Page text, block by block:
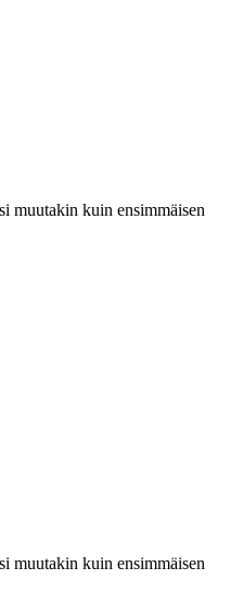
muutakin kuin ensimmäisen
muutakin kuin ensimmäisen